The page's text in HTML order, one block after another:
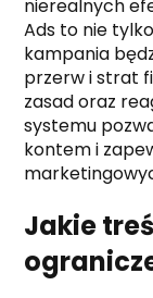
nierealnych
Ads to nie
kampania
przerw i strat
zasad oraz
systemu
kontem i
Jakie